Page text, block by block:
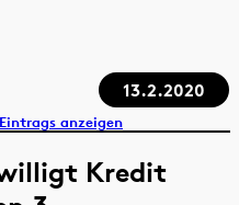
13.2.2020
anzeigen
Kredit